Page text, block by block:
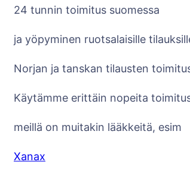
24 tunnin toimitus suomessa
ja yöpyminen ruotsalaisille
Norjan ja tanskan tilausten
Käytämme erittäin nopeita
meillä on muitakin lääkkeitä, esim
Xanax